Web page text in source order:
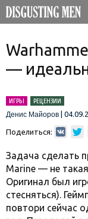
—
ИГРЫ
РЕЦЕНЗИИ
Денис Майоров
Поделиться:
Задача сделать
Marine — не
Оригинал был
стесняться).
повтори сейчас